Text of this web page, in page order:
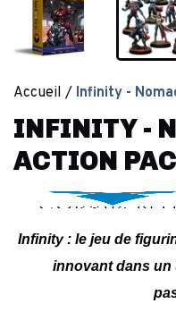
Accueil Infinity -
INFINITY -
ACTION
Infinity : le jeu de
innovant dans un